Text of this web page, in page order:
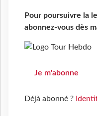
Pour poursuivre la
abonnez-vous dès
Je m'abonne
Déjà abonné ?